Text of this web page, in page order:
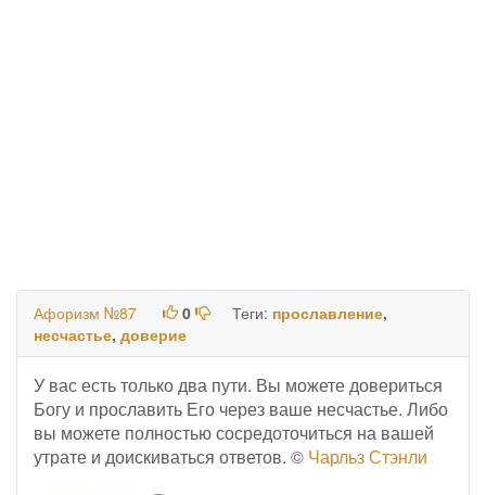
Афоризм №87 0 Теги: прославление,
несчастье, доверие
У вас есть только два пути. Вы можете довериться
Богу и прославить Его через ваше несчастье. Либо
вы можете полностью сосредоточиться на вашей
утрате и доискиваться ответов. © Чарльз Стэнли